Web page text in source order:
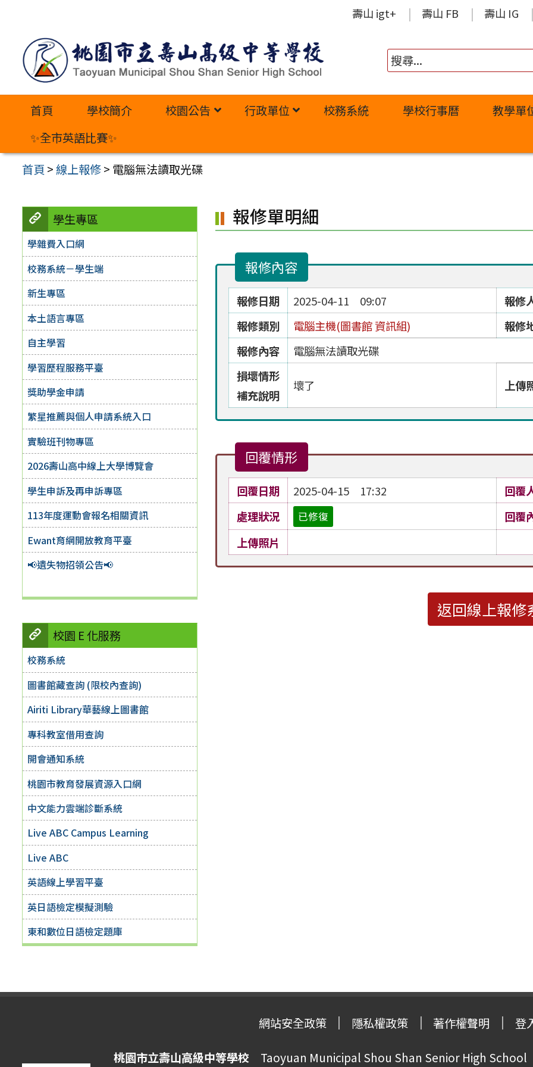
內
壽山 igt+ 壽山 FB 壽山 IG
首頁 學校簡介 校園公告 行政單位 校務系統 學校行事曆
教學單
✨全市英語比賽✨
首頁 >線上報修> 電腦無法讀取光碟
學生專區
學雜費入口網
校務系統－學生端
新生專區
本土語言專區
自主學習
學習歷程服務平臺
獎助學金申請
繁星推薦與個人申請系統入口
實驗班刊物專區
2026壽山高中線上大學博覽會
學生申訴及再申訴專區
113年度運動會報名相關資訊
Ewant育網開放教育平臺
📢遺失物招領公告📢
校園 E 化服務
校務系統
圖書館藏查詢 (限校內查詢)
Airiti Library華藝線上圖書館
專科教室借用查詢
開會通知系統
桃園市教育發展資源入口網
中文能力雲端診斷系統
Live ABC Campus Learning
Live ABC
英語線上學習平臺
英日語檢定模擬測驗
東和數位日語檢定題庫
報修單明細
報修內容
報修日期 2025-04-11 09:07
報修
報修類別
電腦主機(圖書館 資訊組)
報修
報修內容
電腦無法讀取光碟
損壞情形
補充說明
壞了 上傳
回覆情形
回覆日期 2025-04-15 17:32
回覆
處理狀況
已修復
回覆
上傳照片
返回線上報修
網站安全政策 隱私權政策 著作權聲明 登
桃園市立壽山高級中等學校 Taoyuan Municipal Shou Shan Senior High School